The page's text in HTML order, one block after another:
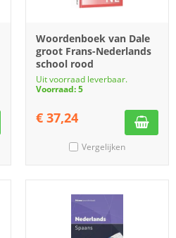
Woordenboek van Dale
groot Frans-Nederlands
school rood
Uit voorraad leverbaar.
Voorraad: 5
€ 37,24
Vergelijken